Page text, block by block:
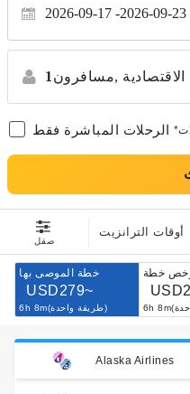
2026-09-17 2026-09-23
1 مسافرون, الاقتصادية
الرحلات المباشرة فقط
صقل
أوقات الترانزيت
خطة الموصى بها
USD279~
6h 8m(طريقة واحدة)
خطة
Alaska Airlines